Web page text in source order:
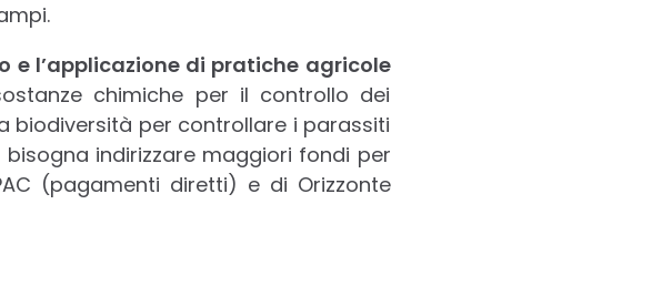
e l’applicazione di pratiche agricole
chimiche per il controllo dei
biodiversità per controllare i parassiti
indirizzare maggiori fondi per
(pagamenti diretti) e di Orizzonte